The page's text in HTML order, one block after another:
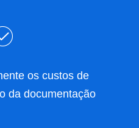
os custos de
da documentação